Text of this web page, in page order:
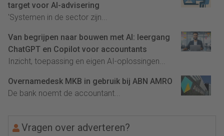
target voor AI-advisering
'Systemen in de sector zijn...
Van begrijpen naar bouwen met AI: leergang
ChatGPT en Copilot voor accountants
Inzicht, toepassing en eigen AI-oplossingen...
Overnamedesk MKB in gebruik bij ABN AMRO
De bank noemt de accountant...
Vragen over adverteren?